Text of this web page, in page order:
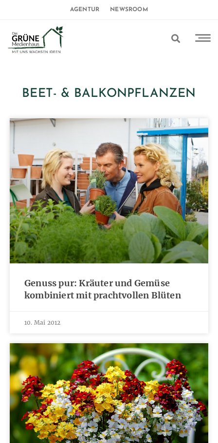
AGENTUR NEWSROOM
BEET- & BALKONPFLANZEN
Genuss pur: Kräuter und Gemüse
kombiniert mit prachtvollen Blüten
10. Mai 2012